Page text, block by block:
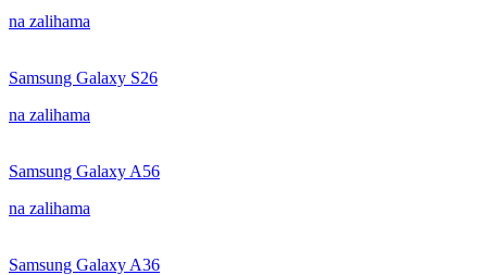
na zalihama
Samsung Galaxy S26
na zalihama
Samsung Galaxy A56
na zalihama
Samsung Galaxy A36